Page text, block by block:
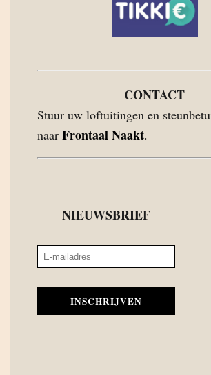
CONTACT
Stuur uw loftuitingen en
naar Frontaal Naakt.
NIEUWSBRIEF
INSCHRIJVEN